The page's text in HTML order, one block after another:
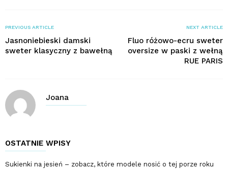
PREVIOUS ARTICLE
Jasnoniebieski damski
sweter klasyczny z bawełną
NEXT ARTICLE
Fluo różowo-ecru sweter
oversize w paski z wełną
RUE PARIS
Joana
OSTATNIE WPISY
Sukienki na jesień – zobacz, które modele nosić o tej porze roku